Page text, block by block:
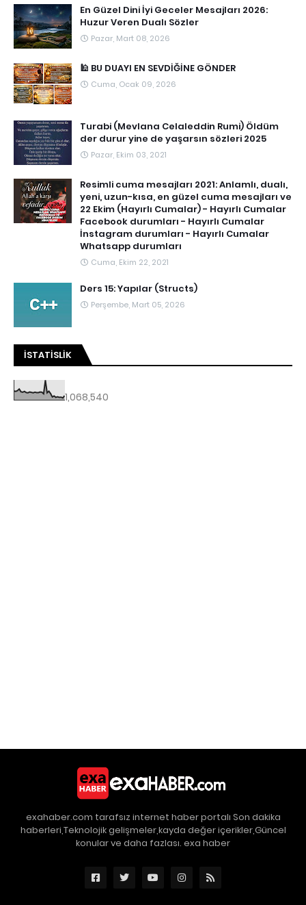
En Güzel Dini İyi Geceler Mesajları 2026:
Huzur Veren Dualı Sözler
Pazar, Mart 08, 2026
🕌 BU DUAYI EN SEVDİĞİNE GÖNDER
Cuma, Ocak 09, 2026
Turabi (Mevlana Celaleddin Rumi) Öldüm
der durur yine de yaşarsın sözleri 2025
Pazar, Ekim 03, 2021
Resimli cuma mesajları 2021: Anlamlı, dualı,
yeni, uzun-kısa, en güzel cuma mesajları ve
22 Ekim (Hayırlı Cumalar) - Hayırlı Cumalar
Facebook durumları - Hayırlı Cumalar
İnstagram durumları - Hayırlı Cumalar
Whatsapp durumları
Cuma, Ekim 22, 2021
Ders 15: Yapılar (Structs)
Perşembe, Mart 05, 2026
İSTATISLIK
1,068,540
exahaber.com tarafsız internet haber portalı Son dakika
haberleri,Teknolojik gelişmeler,kayda değer içerikler,Güncel
konular ve daha fazlası. exa haber